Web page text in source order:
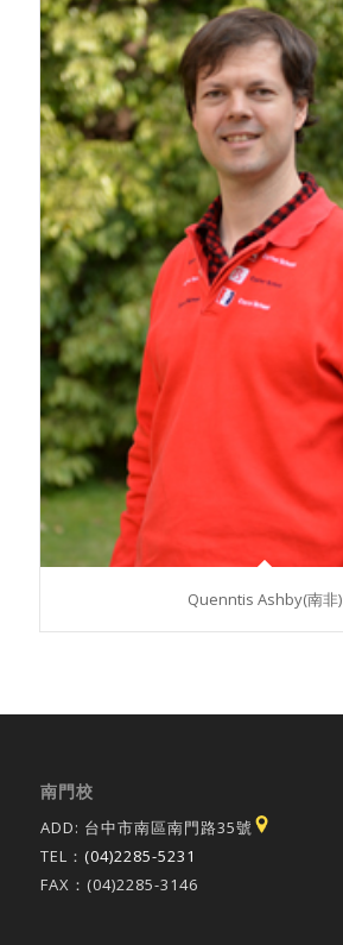
Quenntis Ashby(南非)
南門校
ADD: 台中市南區南門路35號
TEL： (04)2285-5231
FAX：(04)2285-3146